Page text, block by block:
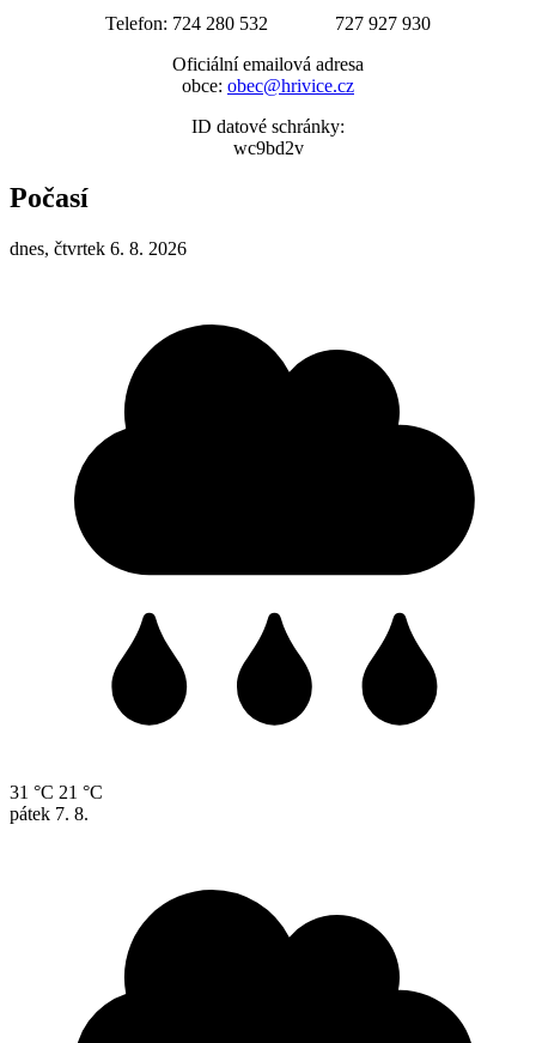
Telefon: 724 280 532 727 927 930
Oficiální emailová adresa
obce: obec@hrivice.cz
ID datové schránky:
wc9bd2v
Počasí
dnes, čtvrtek 6. 8. 2026
31 °C 21 °C
pátek 7. 8.